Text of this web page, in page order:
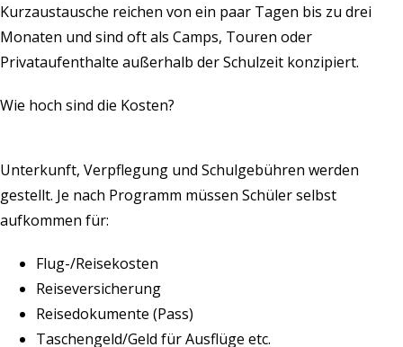
Kurzaustausche reichen von ein paar Tagen bis zu drei
Monaten und sind oft als Camps, Touren oder
Privataufenthalte außerhalb der Schulzeit konzipiert.
Wie hoch sind die Kosten?
Unterkunft, Verpflegung und Schulgebühren werden
gestellt. Je nach Programm müssen Schüler selbst
aufkommen für:
Flug-/Reisekosten
Reiseversicherung
Reisedokumente (Pass)
Taschengeld/Geld für Ausflüge etc.